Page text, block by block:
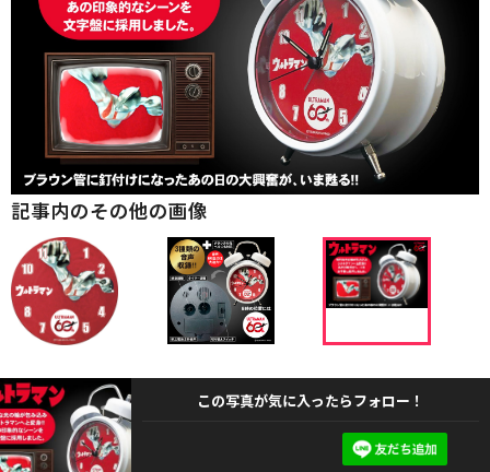
記事内のその他の画像
この写真が気に入ったらフォロー！